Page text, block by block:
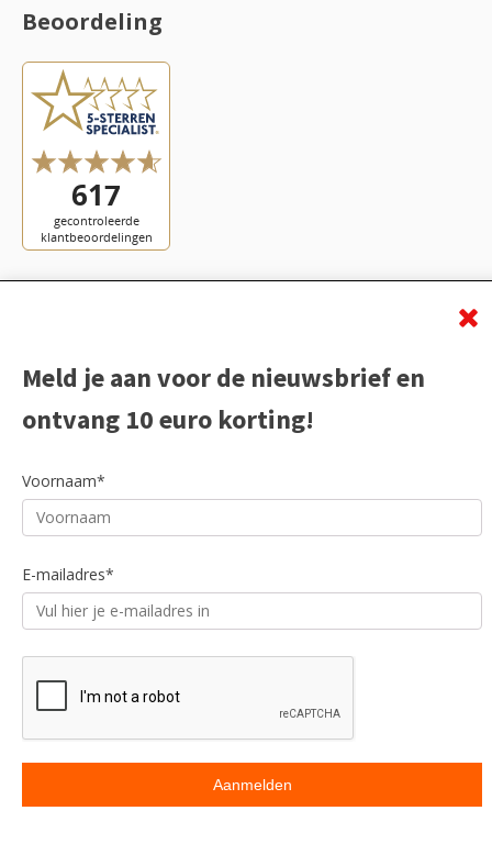
Beoordeling
Meld je aan voor de nieuwsbrief en
ontvang 10 euro korting!
Voornaam*
E-mailadres*